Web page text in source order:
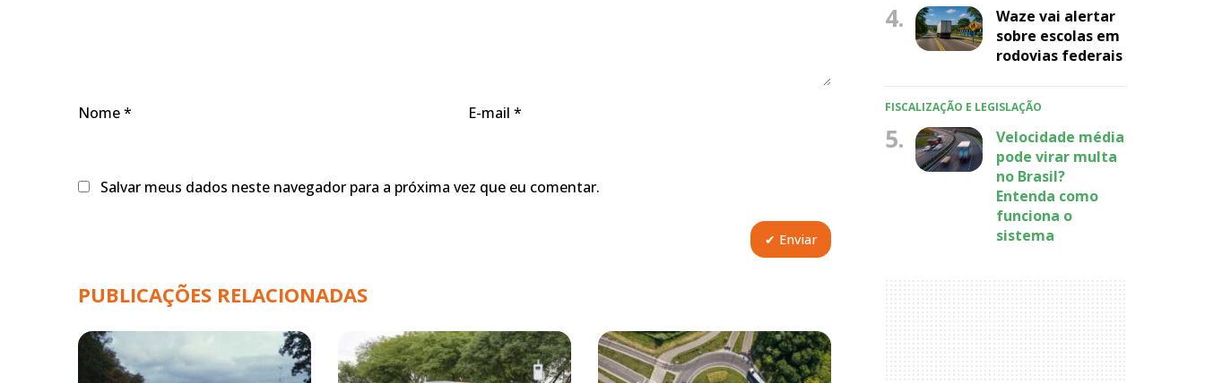
Nome* E-mail *
Salvar meus dados neste navegador para a próxima vez que eu comentar.
PUBLICAÇÕES RELACIONADAS
4.
Waze vai alertar
sobre escolas em
rodovias federais
FISCALIZAÇÃO E LEGISLAÇÃO
5.
Velocidade média
pode virar multa
no Brasil?
Entenda como
funciona o
sistema